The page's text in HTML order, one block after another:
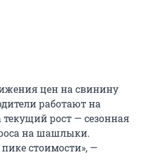
цен на свинину
работают на
текущий рост — сезонная
на шашлыки.
стоимости», —